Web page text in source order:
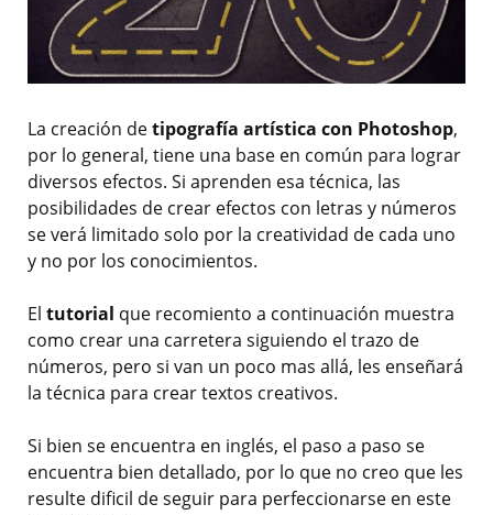
La creación detipografía artística con Photoshop,
por lo general, tiene una base en común para lograr
diversos efectos. Si aprenden esa técnica, las
posibilidades de crear efectos con letras y números
se verá limitado solo por la creatividad de cada uno
y no por los conocimientos.
El tutorial que recomiento a continuación muestra
como crear una carretera siguiendo el trazo de
números, pero si van un poco mas allá, les enseñará
la técnica para crear textos creativos.
Si bien se encuentra en inglés, el paso a paso se
encuentra bien detallado, por lo que no creo que les
resulte dificil de seguir para perfeccionarse en este